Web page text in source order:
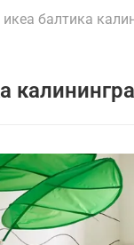
икеа балтика